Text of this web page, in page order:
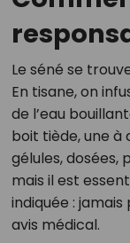
Le séné se
En tisane, on
de l’eau
boit tiède, une à
gélules,
mais il est
indiquée :
avis médical.